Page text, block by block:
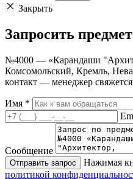
Закрыть
Запросить предмет
№4000 — «Карандаши
Комсомольский, Кремль,
контакт — менеджер
Имя *
Сообщение
Отправить запрос
Нажимая
политикой